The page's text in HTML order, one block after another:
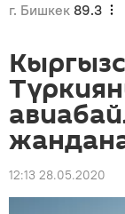
г. Бишкек 89.3
12:13 28.05.2020